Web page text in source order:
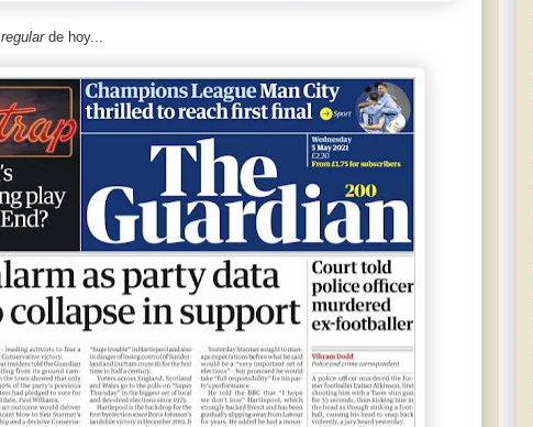
regularde hoy...